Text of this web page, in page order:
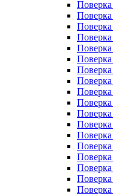
Поверка
Поверка
Поверка
Поверка
Поверка
Поверка
Поверка
Поверка